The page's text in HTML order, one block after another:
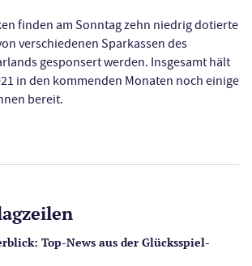
finden am Sonntag zehn niedrig dotierte
verschiedenen Sparkassen des
gesponsert werden. Insgesamt hält
in den kommenden Monaten noch einige
bereit.
Top-News aus der Glücksspiel-